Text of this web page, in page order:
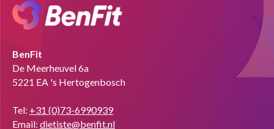
BenFit
De Meerheuvel 6a
5221 EA 's Hertogenbosch
Tel: +31 (0)73-6990939
Email: dietiste@benfit.nl